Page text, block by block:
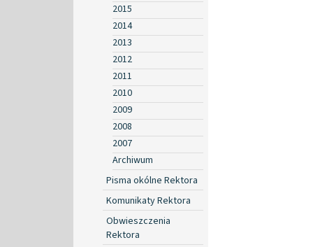
2015
2014
2013
2012
2011
2010
2009
2008
2007
Archiwum
Pisma okólne Rektora
Komunikaty Rektora
Obwieszczenia
Rektora